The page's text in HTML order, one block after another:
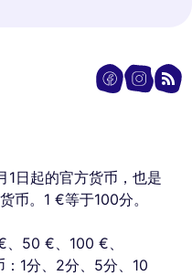
日起的官方货币，也是
币。1 €等于100分。
50 €、100 €、
1分、2分、5分、10